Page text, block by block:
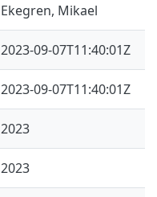
Ekegren, Mikael
2023-09-07T11:40:01Z
2023-09-07T11:40:01Z
2023
2023